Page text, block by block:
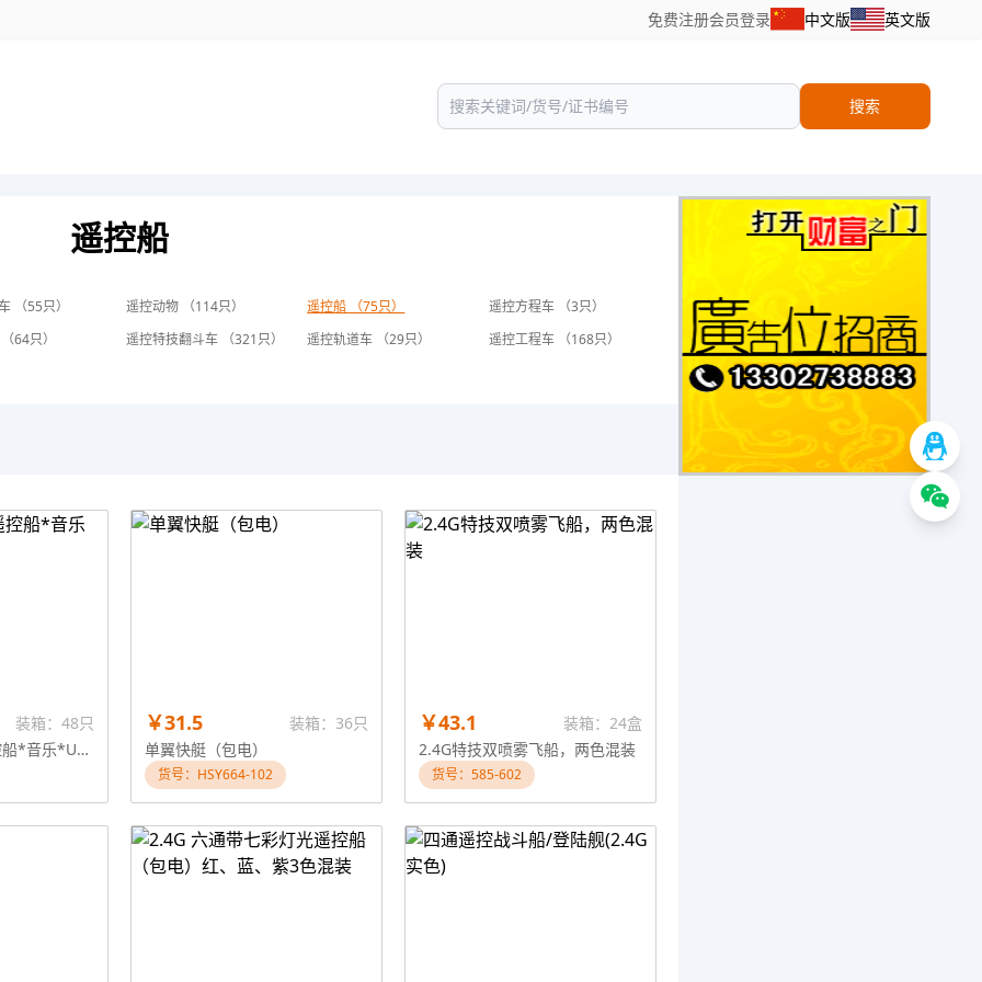
免费注册会员登录 中文版 英文版
搜索
遥控船
（55只） 遥控动物 （114只） 遥控船 （75只）
遥控方程车 （3只）
64只）
遥控特技翻斗车 （321只） 遥控轨道车 （29只） 遥控工程车 （168只）
装箱：48只
2.4GMINI特技遥控船*音乐*USB
￥31.5
装箱：36只
单翼快艇（包电）
货号：HSY664-102
￥43.1
装箱：24盒
2.4G特技双喷雾飞船，两色混装
货号：585-602